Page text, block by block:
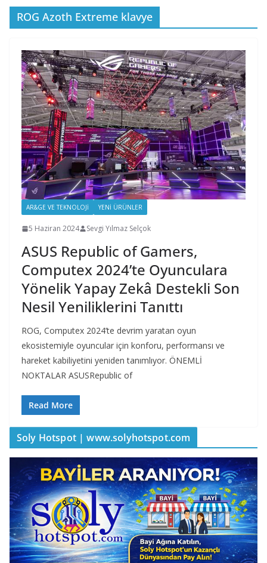
ROG Azoth Extreme klavye
AR&GE VE TEKNOLOJI YENI ÜRÜNLER
5 Haziran 2024 Sevgi Yılmaz Selçok
ASUS Republic of Gamers,
Computex 2024’te Oyunculara
Yönelik Yapay Zekâ Destekli Son
Nesil Yeniliklerini Tanıttı
ROG, Computex 2024’te devrim yaratan oyun
ekosistemiyle oyuncular için konforu, performansı ve
hareket kabiliyetini yeniden tanımlıyor. ÖNEMLİ
NOKTALAR ASUSRepublic of
Read More
Soly Hotspot | www.solyhotspot.com